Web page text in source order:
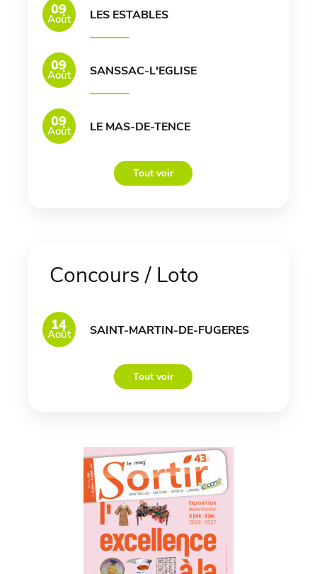
09
Août LES ESTABLES
09
Août SANSSAC-L'EGLISE
09
Août LE MAS-DE-TENCE
Tout voir
Concours / Loto
14
Août SAINT-MARTIN-DE-FUGERES
Tout voir